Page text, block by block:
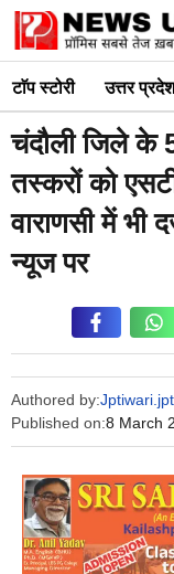
Skip
content
टाॅप स्टोरी उत्तर प्रदेश
चंदौली जिले के
तस्करों को
वाराणसी में भी
न्यूज पर
Authored by:
Published on:8 March